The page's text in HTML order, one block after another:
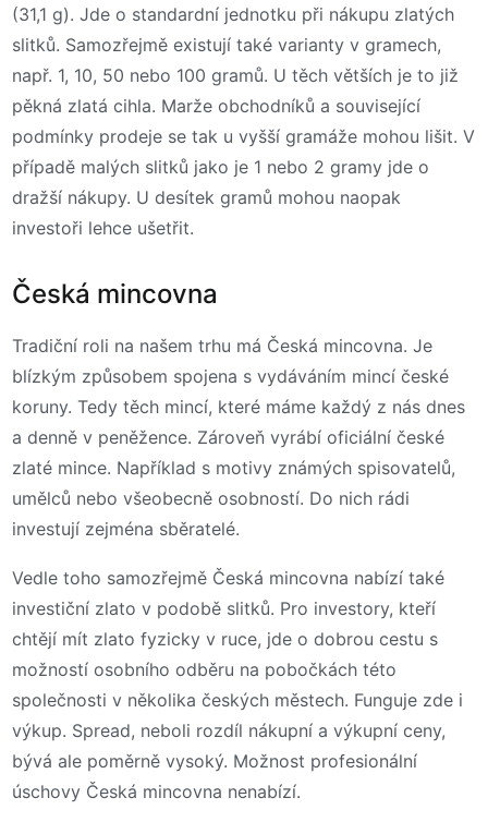
(31,1 g). Jde o standardní jednotku při nákupu zlatých
slitků. Samozřejmě existují také varianty v gramech,
např. 1, 10, 50 nebo 100 gramů. U těch větších je to již
pěkná zlatá cihla. Marže obchodníků a související
podmínky prodeje se tak u vyšší gramáže mohou lišit. V
případě malých slitků jako je 1 nebo 2 gramy jde o
dražší nákupy. U desítek gramů mohou naopak
investoři lehce ušetřit.
Česká mincovna
Tradiční roli na našem trhu má Česká mincovna. Je
blízkým způsobem spojena s vydáváním mincí české
koruny. Tedy těch mincí, které máme každý z nás dnes
a denně v peněžence. Zároveň vyrábí oficiální české
zlaté mince. Například s motivy známých spisovatelů,
umělců nebo všeobecně osobností. Do nich rádi
investují zejména sběratelé.
Vedle toho samozřejmě Česká mincovna nabízí také
investiční zlato v podobě slitků. Pro investory, kteří
chtějí mít zlato fyzicky v ruce, jde o dobrou cestu s
možností osobního odběru na pobočkách této
společnosti v několika českých městech. Funguje zde i
výkup. Spread, neboli rozdíl nákupní a výkupní ceny,
bývá ale poměrně vysoký. Možnost profesionální
úschovy Česká mincovna nenabízí.